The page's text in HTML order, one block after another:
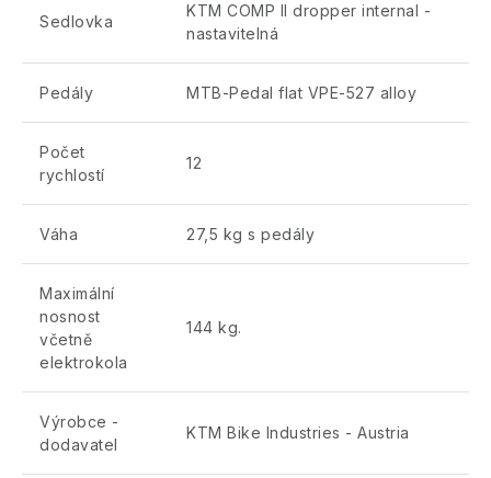
Sedlovka
KTM COMP II dropper internal -
nastavitelná
Pedály MTB-Pedal flat VPE-527 alloy
Počet
rychlostí
12
Váha 27,5 kg s pedály
Maximální
nosnost
včetně
elektrokola
144 kg.
Výrobce -
dodavatel
KTM Bike Industries - Austria